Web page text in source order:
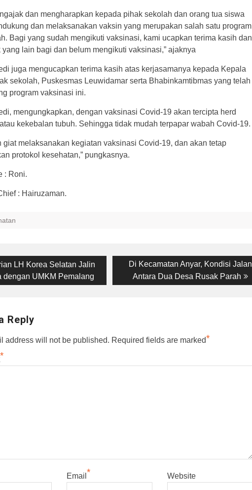
dan mengharapkan kepada pihak sekolah dan orang tua siswa
dan melaksanakan vaksin yang merupakan salah satu program
Bagi yang sudah mengikuti vaksinasi, kami ucapkan terima kasih dan
yang lain bagi dan belum mengikuti vaksinasi,” ajaknya
juga mengucapkan terima kasih atas kerjasamanya kepada Kepala
sekolah, Puskesmas Leuwidamar serta Bhabinkamtibmas yang telah
program vaksinasi ini.
mengungkapkan, dengan vaksinasi Covid-19 akan tercipta herd
kekebalan tubuh. Sehingga tidak mudah terpapar wabah Covid-19.
giat melaksanakan kegiatan vaksinasi Covid-19, dan akan tetap
protokol kesehatan,” pungkasnya.
: Roni.
: Hairuzaman.
LH Korea Selatan Jalin
dengan UMKM Pemalang
Next
post:
Di Kecamatan Anyar, Kondisi Jalan
Antara Dua Desa Rusak Parah
Reply
address will not be published. Required fields are marked*
*
Email * Website